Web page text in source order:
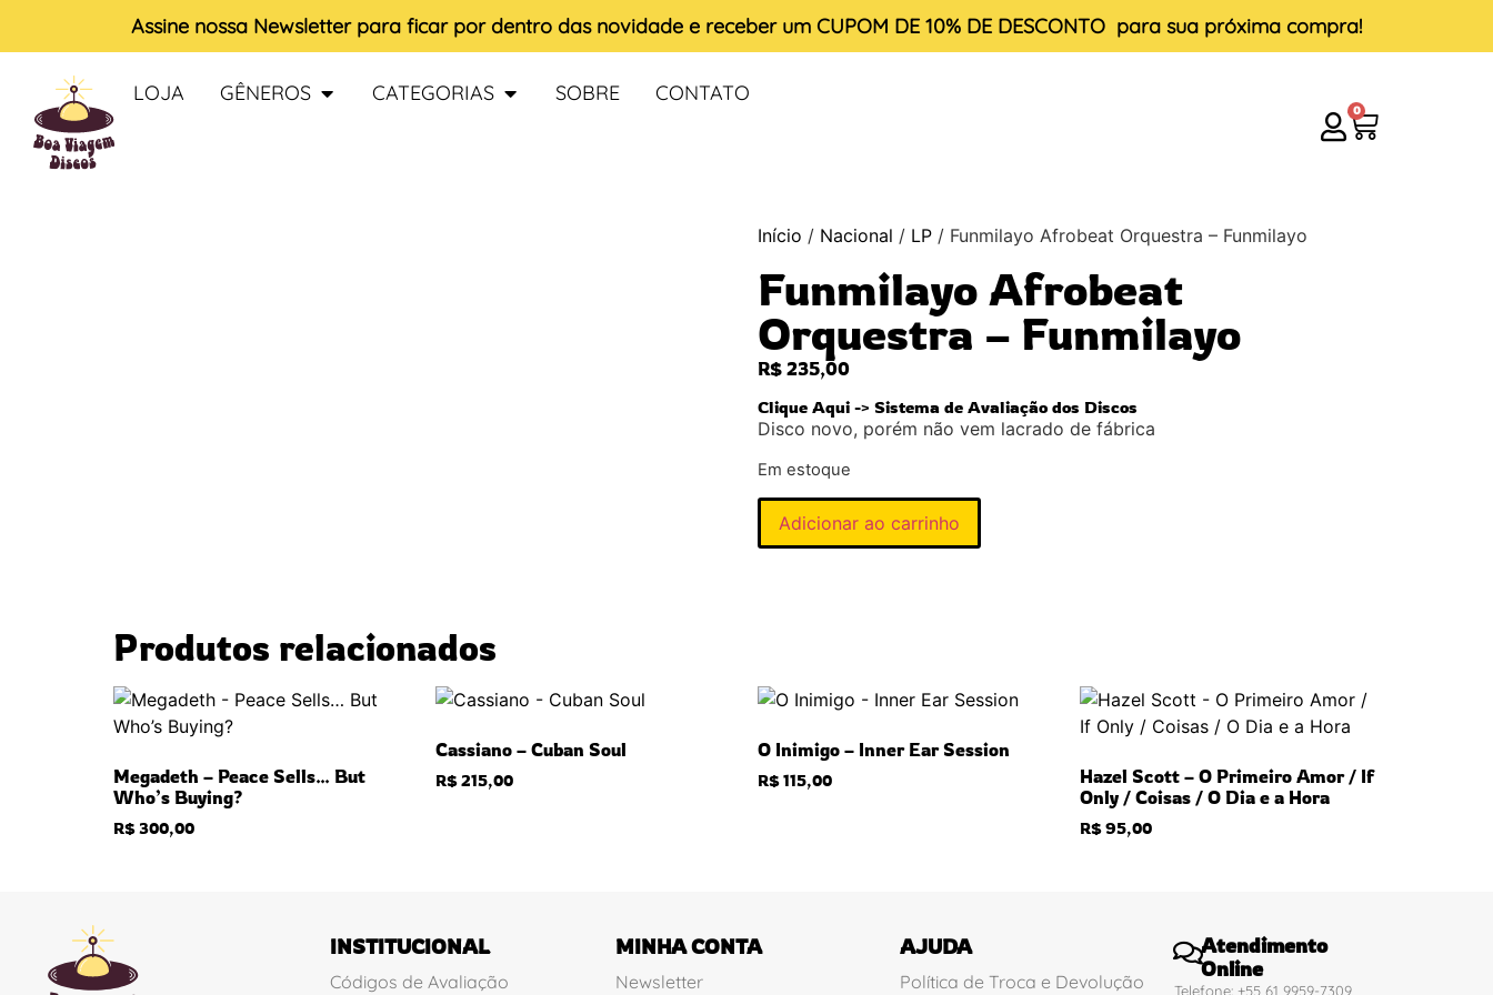
Assine nossa Newsletter para ficar por dentro das novidade e receber um CUPOM DE 10% DE DESCONTO para sua próxima compra!
LOJA GÊNEROS CATEGORIAS SOBRE CONTATO
0
Início / Nacional / LP / Funmilayo Afrobeat Orquestra – Funmilayo
Funmilayo Afrobeat
Orquestra – Funmilayo
R$ 235,00
Clique Aqui -> Sistema de Avaliação dos Discos
Disco novo, porém não vem lacrado de fábrica
Em estoque
Adicionar ao carrinho
Produtos relacionados
Megadeth – Peace Sells… But
Who’s Buying?
R$300,00
Cassiano – Cuban Soul
R$215,00
O Inimigo – Inner Ear Session
R$115,00
Hazel Scott – O Primeiro Amor / If
Only / Coisas / O Dia e a Hora
R$95,00
INSTITUCIONAL
Códigos de Avaliação
MINHA CONTA
Newsletter
AJUDA
Política de Troca e Devolução
Atendimento
Online
Telefone: +55 61 9959-7309